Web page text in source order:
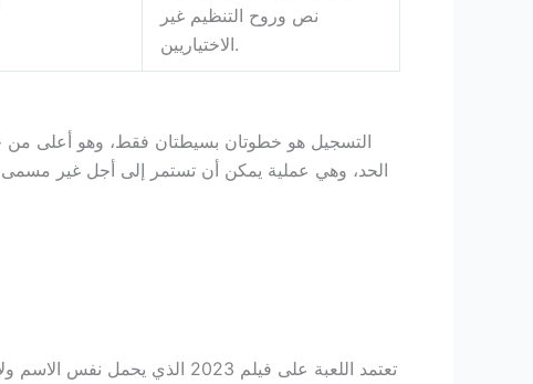
نص وروح التنظيم غير
الاختياريين.
التسجيل هو خطوتان بسيطتان فقط، وهو أعلى من
الحد، وهي عملية يمكن أن تستمر إلى أجل غير